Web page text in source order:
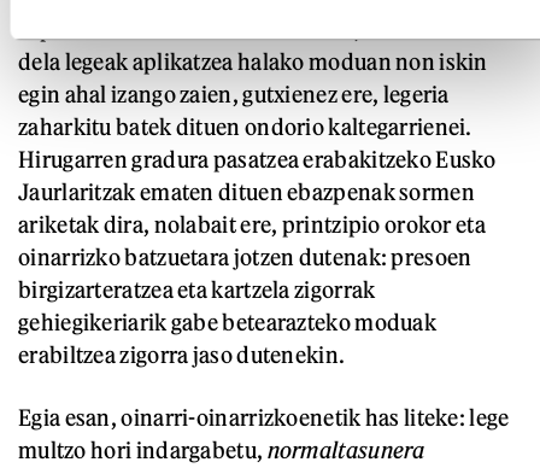
dela legeak aplikatzea halako moduan non iskin
egin ahal izango zaien, gutxienez ere, legeria
zaharkitu batek dituen ondorio kaltegarrienei.
Hirugarren gradura pasatzea erabakitzeko Eusko
Jaurlaritzak ematen dituen ebazpenak sormen
ariketak dira, nolabait ere, printzipio orokor eta
oinarrizko batzuetara jotzen dutenak: presoen
birgizarteratzea eta kartzela zigorrak
gehiegikeriarik gabe betearazteko moduak
erabiltzea zigorra jaso dutenekin.
Egia esan, oinarri-oinarrizkoenetik has liteke: lege
multzo hori indargabetu, normaltasunera